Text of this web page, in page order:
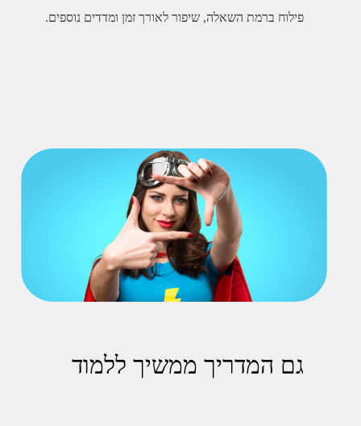
פילוח ברמת השאלה, שיפור לאורך זמן ומדדים נוספים.
גם המדריך ממשיך ללמוד